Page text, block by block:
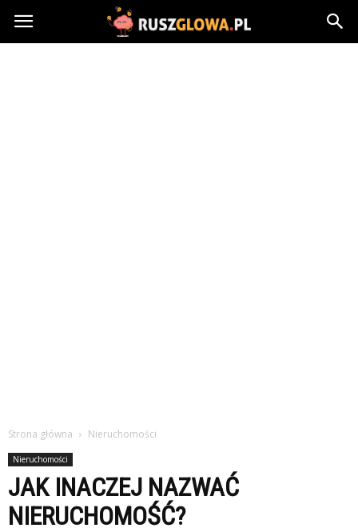
Ruszglowa.pl
Strona główna Nieruchomości
Nieruchomości
JAK INACZEJ NAZWAĆ
NIERUCHOMOŚĆ?